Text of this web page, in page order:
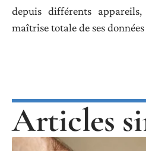
depuis différents
maîtrise totale de ses données
Articles